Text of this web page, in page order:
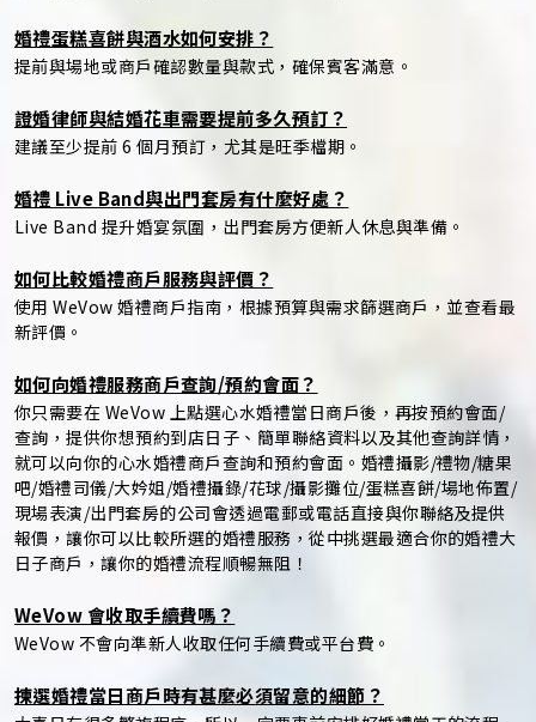
婚禮蛋糕喜餅與酒水如何安排？
提前與場地或商戶確認數量與款式，確保賓客滿意。
證婚律師與結婚花車需要提前多久預訂？
建議至少提前 6 個月預訂，尤其是旺季檔期。
婚禮 Live Band與出門套房有什麼好處？
Live Band 提升婚宴氛圍，出門套房方便新人休息與準備。
如何比較婚禮商戶服務與評價？
使用 WeVow 婚禮商戶指南，根據預算與需求篩選商戶，並查看最
新評價。
如何向婚禮服務商戶查詢/預約會面？
你只需要在 WeVow 上點選心水婚禮當日商戶後，再按預約會面/
查詢，提供你想預約到店日子、簡單聯絡資料以及其他查詢詳情，
就可以向你的心水婚禮商戶查詢和預約會面。婚禮攝影/禮物/糖果
吧/婚禮司儀/大妗姐/婚禮攝錄/花球/攝影攤位/蛋糕喜餅/場地佈置/
現場表演/出門套房的公司會透過電郵或電話直接與你聯絡及提供
報價，讓你可以比較所選的婚禮服務，從中挑選最適合你的婚禮大
日子商戶，讓你的婚禮流程順暢無阻！
WeVow 會收取手續費嗎？
WeVow 不會向準新人收取任何手續費或平台費。
揀選婚禮當日商戶時有甚麼必須留意的細節？